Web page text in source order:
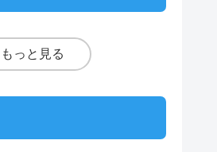
もっと見る